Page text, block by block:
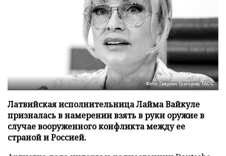
Фото: Гавриил Григоров/ТАСС
Латвийская исполнительница Лайма Вайкуле
призналась в намерении взять в руки оружие в
случае вооруженного конфликта между ее
страной и Россией.